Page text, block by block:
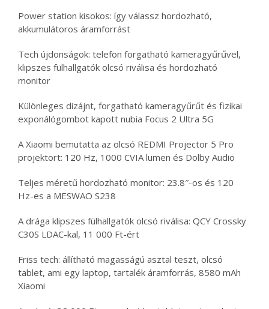
Power station kisokos: így válassz hordozható,
akkumulátoros áramforrást
Tech újdonságok: telefon forgatható kameragyűrűvel,
klipszes fülhallgatók olcsó riválisa és hordozható
monitor
Különleges dizájnt, forgatható kameragyűrűt és fizikai
exponálógombot kapott nubia Focus 2 Ultra 5G
A Xiaomi bemutatta az olcsó REDMI Projector 5 Pro
projektort: 120 Hz, 1000 CVIA lumen és Dolby Audio
Teljes méretű hordozható monitor: 23.8″-os és 120
Hz-es a MESWAO S238
A drága klipszes fülhallgatók olcsó riválisa: QCY Crossky
C30S LDAC-kal, 11 000 Ft-ért
Friss tech: állítható magasságú asztal teszt, olcsó
tablet, ami egy laptop, tartalék áramforrás, 8580 mAh
Xiaomi